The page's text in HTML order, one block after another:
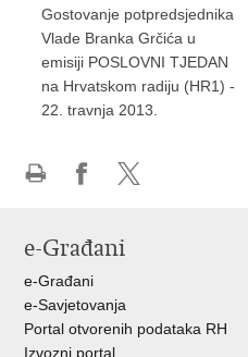
Gostovanje potpredsjednika
Vlade Branka Grčića u
emisiji POSLOVNI TJEDAN
na Hrvatskom radiju (HR1) -
22. travnja 2013.
Facebooku
X-
e-Građani
e-Građani
e-Savjetovanja
Portal otvorenih podataka RH
Izvozni portal